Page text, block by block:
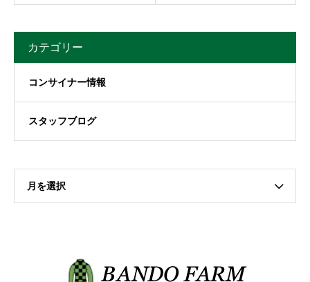
カテゴリー
コンサイナー情報
スタッフブログ
月を選択